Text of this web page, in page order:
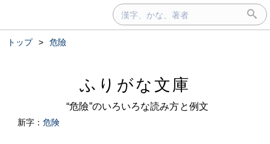
トップ > 危險
ふりがな文庫
“危險”のいろいろな読み方と例文
新字： 危険